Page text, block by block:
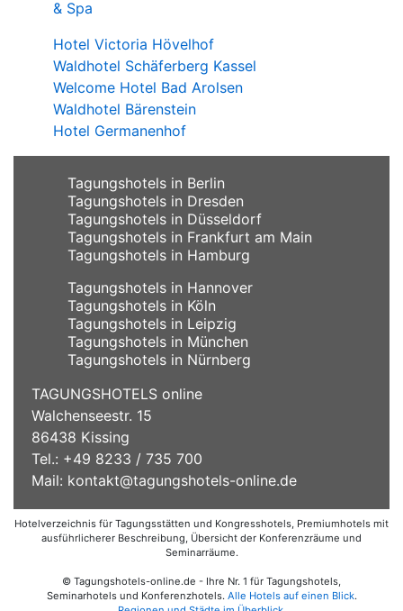
& Spa
Hotel Victoria Hövelhof
Waldhotel Schäferberg Kassel
Welcome Hotel Bad Arolsen
Waldhotel Bärenstein
Hotel Germanenhof
Tagungshotels in Berlin
Tagungshotels in Dresden
Tagungshotels in Düsseldorf
Tagungshotels in Frankfurt am Main
Tagungshotels in Hamburg
Tagungshotels in Hannover
Tagungshotels in Köln
Tagungshotels in Leipzig
Tagungshotels in München
Tagungshotels in Nürnberg
TAGUNGSHOTELS online
Walchenseestr. 15
86438 Kissing
Tel.: +49 8233 / 735 700
Mail: kontakt@tagungshotels-online.de
Hotelverzeichnis für Tagungsstätten und Kongresshotels, Premiumhotels mit
ausführlicherer Beschreibung, Übersicht der Konferenzräume und
Seminarräume.
© Tagungshotels-online.de - Ihre Nr. 1 für Tagungshotels,
Seminarhotels und Konferenzhotels. Alle Hotels auf einen Blick.